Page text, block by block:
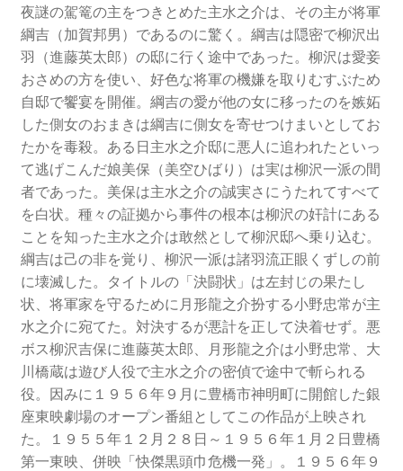
夜謎の駕篭の主をつきとめた主水之介は、その主が将軍
綱吉（加賀邦男）であるのに驚く。綱吉は隠密で柳沢出
羽（進藤英太郎）の邸に行く途中であった。柳沢は愛妾
おさめの方を使い、好色な将軍の機嫌を取りむすぶため
自邸で饗宴を開催。綱吉の愛が他の女に移ったのを嫉妬
した側女のおまきは綱吉に側女を寄せつけまいとしてお
たかを毒殺。ある日主水之介邸に悪人に追われたといっ
て逃げこんだ娘美保（美空ひばり）は実は柳沢一派の間
者であった。美保は主水之介の誠実さにうたれてすべて
を白状。種々の証拠から事件の根本は柳沢の奸計にある
ことを知った主水之介は敢然として柳沢邸へ乗り込む。
綱吉は己の非を覚り、柳沢一派は諸羽流正眼くずしの前
に壊滅した。タイトルの「決闘状」は左封じの果たし
状、将軍家を守るために月形龍之介扮する小野忠常が主
水之介に宛てた。対決するが悪計を正して決着せず。悪
ボス柳沢吉保に進藤英太郎、月形龍之介は小野忠常、大
川橋蔵は遊び人役で主水之介の密偵で途中で斬られる
役。因みに１９５６年９月に豊橋市神明町に開館した銀
座東映劇場のオープン番組としてこの作品が上映され
た。１９５５年１２月２８日～１９５６年１月２日豊橋
第一東映、併映「快傑黒頭巾危機一発」。１９５６年９